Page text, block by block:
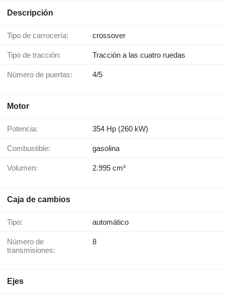
Descripción
Tipo de carrocería: crossover
Tipo de tracción: Tracción a las cuatro ruedas
Número de puertas: 4/5
Motor
Potencia: 354 Hp (260 kW)
Combustible: gasolina
Volumen: 2.995 cm³
Caja de cambios
Tipo: automático
Número de
transmisiones:
8
Ejes